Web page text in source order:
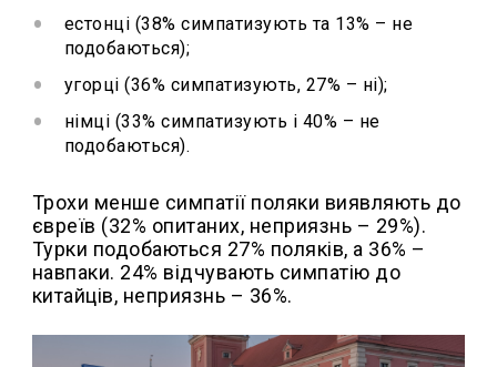
естонці (38% симпатизують та 13% – не
подобаються);
угорці (36% симпатизують, 27% – ні);
німці (33% симпатизують і 40% – не
подобаються).
Трохи менше симпатії поляки виявляють до
євреїв (32% опитаних, неприязнь – 29%).
Турки подобаються 27% поляків, а 36% –
навпаки. 24% відчувають симпатію до
китайців, неприязнь – 36%.